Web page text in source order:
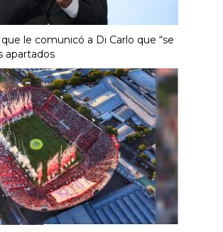
le comunicó a Di Carlo que “se
apartados